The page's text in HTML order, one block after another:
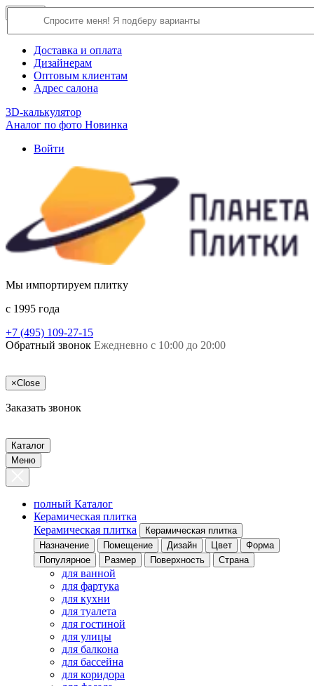
О компании
Доставка и оплата
Дизайнерам
Оптовым клиентам
Адрес салона
3D-калькулятор
Аналог по фото Новинка
Войти
Мы импортируем плитку
c 1995 года
+7 (495) 109-27-15
Обратный звонок Ежедневно с 10:00 до 20:00
×Close
Заказать звонок
Каталог
Меню
полный Каталог
Керамическая плитка
Керамическая плитка
Керамическая плитка
Назначение
Помещение Дизайн Цвет
Форма
Популярное
Размер Поверхность Страна
для ванной
для фартука
для кухни
для туалета
для гостиной
для улицы
для балкона
для бассейна
для коридора